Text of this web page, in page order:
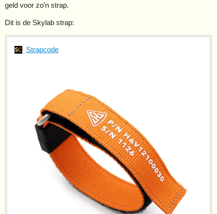
geld voor zo’n strap.
Dit is de Skylab strap:
Strapcode